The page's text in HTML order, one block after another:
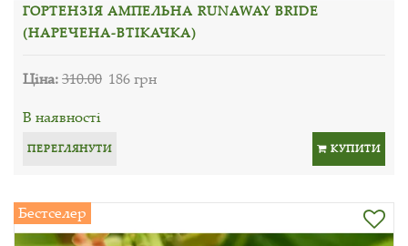
ГОРТЕНЗІЯ АМПЕЛЬНА RUNAWAY BRIDE
(НАРЕЧЕНА-ВТІКАЧКА)
Ціна:310.00 186 грн
В наявності
ПЕРЕГЛЯНУТИ КУПИТИ
Бестселер